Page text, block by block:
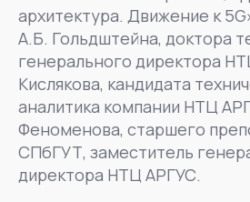
архитектура. Движение к
А.Б. Гольдштейна, доктора
генерального директора
Кислякова, кандидата
аналитика компании НТЦ
Феноменова, старшего
СПбГУТ, заместитель
директора НТЦ АРГУС.